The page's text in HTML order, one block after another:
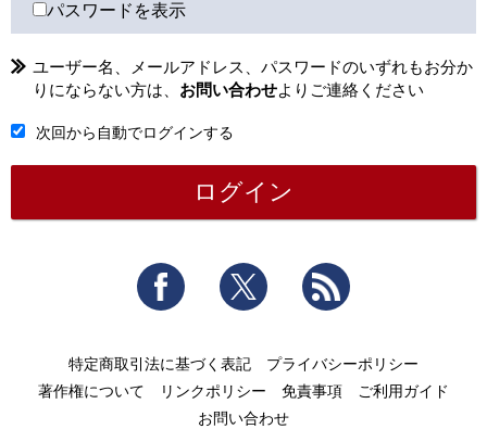
パスワードを表示
ユーザー名、メールアドレス、パスワードのいずれもお分か
りにならない方は、 お問い合わせよりご連絡ください
次回から自動でログインする
Facebook Twitter
特定商取引法に基づく表記
プライバシーポリシー
著作権について
リンクポリシー 免責事項
ご利用ガイド
お問い合わせ